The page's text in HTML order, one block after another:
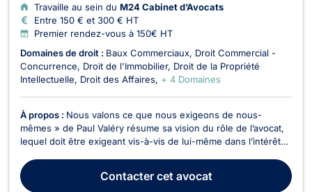
Travaille au sein du M24 Cabinet d’Avocats
Entre 150 € et 300 € HT
Premier rendez-vous à 150€ HT
Domaines de droit : Baux Commerciaux Droit Commercial -
Concurrence
Droit de l'Immobilier Droit de la Propriété
Intellectuelle
Droit des Affaires + 4 Domaines
À propos : Nous valons ce que nous exigeons de nous-
mêmes » de Paul Valéry résume sa vision du rôle de l’avocat,
lequel doit être exigeant vis-à-vis de lui-même dans l’intérêt
Contactercet avocat